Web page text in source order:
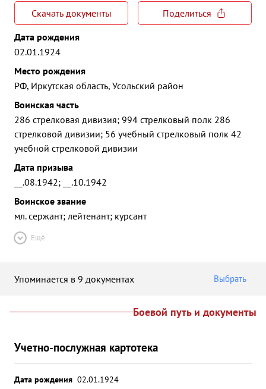
Скачать документы
Поделиться
Дата рождения
02.01.1924
Место рождения
РФ, Иркутская область, Усольский район
Воинская часть
286 стрелковая дивизия; 994 стрелковый полк 286
стрелковой дивизии; 56 учебный стрелковый полк 42
учебной стрелковой дивизии
Дата призыва
__.08.1942; __.10.1942
Воинское звание
мл. сержант; лейтенант; курсант
Ещё
Упоминается в 9 документах Выбрать
Боевой путь и документы
Учетно-послужная картотека
Дата рождения 02.01.1924